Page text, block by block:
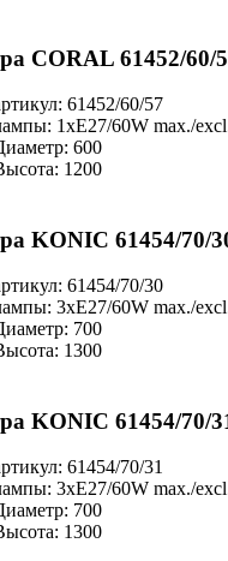
CORAL 61452/60/
61452/60/57
1xE27/60W max./
600
1200
KONIC 61454/70/
61454/70/30
3xE27/60W max./
700
1300
KONIC 61454/70/
61454/70/31
3xE27/60W max./
700
1300